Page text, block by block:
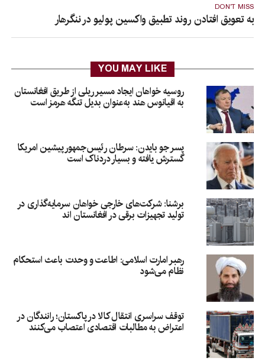
DON'T MISS
به تعویق افتادن روند تطبیق واکسین پولیو در ننگرهار
YOU MAY LIKE
روسیه خواهان ایجاد مسیر ریلی از طریق افغانستان
به اقیانوس هند به‌عنوان بدیل تنگه هرمز است
پسر جو بایدن: سرطان رئیس‌جمهور پیشین امریکا
گسترش یافته و بسیار دردناک است
برشنا: شرکت‌های خارجی خواهان سرمایه‌گذاری در
تولید تجهیزات برقی در افغانستان‌ اند
رهبر امارت اسلامی: اطاعت و وحدت باعث استحکام
نظام می‌شود
توقف سراسری انتقال کالا در پاکستان؛ رانندگان در
اعتراض به مطالبات اقتصادی اعتصاب می‌کنند